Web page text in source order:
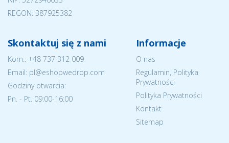
REGON: 387925382
Skontaktuj się z nami
Kom.: +48 737 312 009
Email: pl@eshopwedrop.com
Godziny otwarcia:
Pn. - Pt. 09:00-16:00
Informacje
O nas
Regulamin, Polityka
Prywatności
Polityka Prywatności
Kontakt
Sitemap